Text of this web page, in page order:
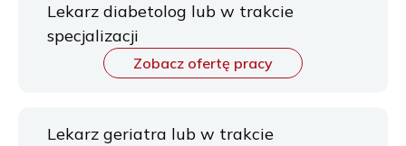
Lekarz diabetolog lub w trakcie
specjalizacji
Zobacz ofertę pracy
Lekarz geriatra lub w trakcie